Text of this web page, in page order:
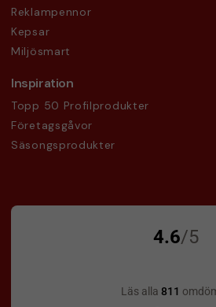
Reklampennor
Kepsar
Miljösmart
Inspiration
Topp 50 Profilprodukter
Företagsgåvor
Säsongsprodukter